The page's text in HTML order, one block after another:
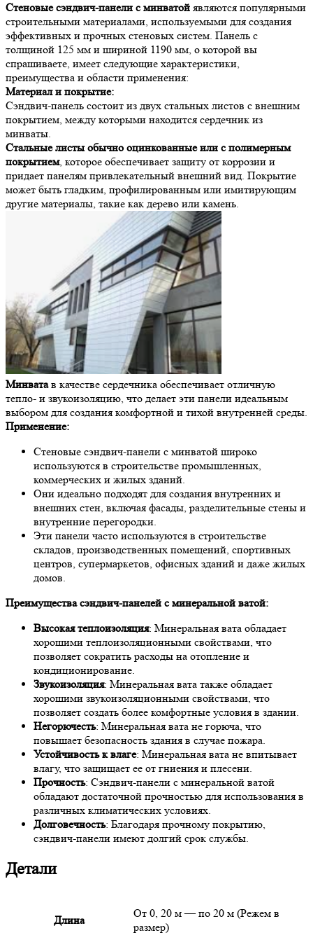
Стеновые сэндвич-панели с минватой являются популярными
строительными материалами, используемыми для создания
эффективных и прочных стеновых систем. Панель с
толщиной 125 мм и шириной 1190 мм, о которой вы
спрашиваете, имеет следующие характеристики,
преимущества и области применения:
Материал и покрытие:
Сэндвич-панель состоит из двух стальных листов с внешним
покрытием, между которыми находится сердечник из
минваты.
Стальные листы обычно оцинкованные или с полимерным
покрытием, которое обеспечивает защиту от коррозии и
придает панелям привлекательный внешний вид. Покрытие
может быть гладким, профилированным или имитирующим
другие материалы, такие как дерево или камень.
Минватав качестве сердечника обеспечивает отличную
тепло- и звукоизоляцию, что делает эти панели идеальным
выбором для создания комфортной и тихой внутренней среды.
Применение:
Стеновые сэндвич-панели с минватой широко
используются в строительстве промышленных,
коммерческих и жилых зданий.
Они идеально подходят для создания внутренних и
внешних стен, включая фасады, разделительные стены и
внутренние перегородки.
Эти панели часто используются в строительстве
складов, производственных помещений, спортивных
центров, супермаркетов, офисных зданий и даже жилых
домов.
Преимущества сэндвич-панелей с минеральной ватой:
Высокая теплоизоляция: Минеральная вата обладает
хорошими теплоизоляционными свойствами, что
позволяет сократить расходы на отопление и
кондиционирование.
Звукоизоляция: Минеральная вата также обладает
хорошими звукоизоляционными свойствами, что
позволяет создать более комфортные условия в здании.
Негорючесть: Минеральная вата не горюча, что
повышает безопасность здания в случае пожара.
Устойчивость к влаге: Минеральная вата не впитывает
влагу, что защищает ее от гниения и плесени.
Прочность: Сэндвич-панели с минеральной ватой
обладают достаточной прочностью для использования в
различных климатических условиях.
Долговечность: Благодаря прочному покрытию,
сэндвич-панели имеют долгий срок службы.
Детали
Длина
От 0, 20 м — по 20 м (Режем в
размер)